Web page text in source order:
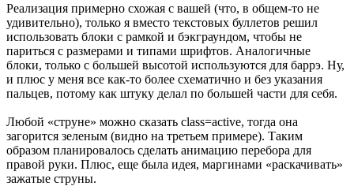
Реализация примерно схожая с вашей (что, в общем-то не
удивительно), только я вместо текстовых буллетов решил
использовать блоки с рамкой и бэкграундом, чтобы не
париться с размерами и типами шрифтов. Аналогичные
блоки, только с большей высотой используются для баррэ. Ну,
и плюс у меня все как-то более схематично и без указания
пальцев, потому как штуку делал по большей части для себя.
Любой «струне» можно сказать class=active, тогда она
загорится зеленым (видно на третьем примере). Таким
образом планировалось сделать анимацию перебора для
правой руки. Плюс, еще была идея, маргинами «раскачивать»
зажатые струны.